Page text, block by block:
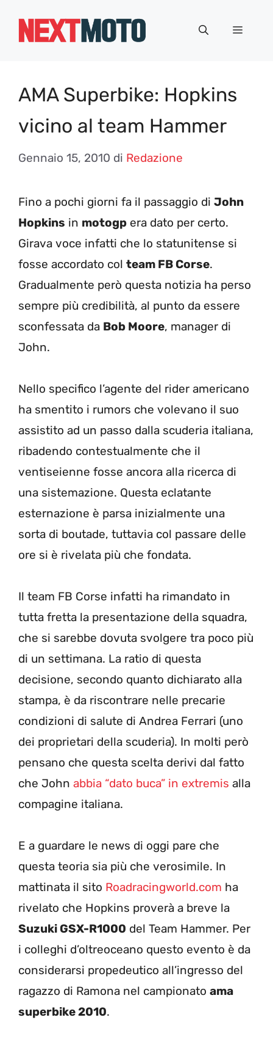
Menu
AMA Superbike: Hopkins
vicino al team Hammer
Gennaio 15, 2010 di Redazione
Fino a pochi giorni fa il passaggio di John
Hopkins in motogp era dato per certo.
Girava voce infatti che lo statunitense si
fosse accordato col team FB Corse.
Gradualmente però questa notizia ha perso
sempre più credibilità, al punto da essere
sconfessata da Bob Moore, manager di
John.
Nello specifico l’agente del rider americano
ha smentito i rumors che volevano il suo
assistito ad un passo dalla scuderia italiana,
ribadendo contestualmente che il
ventiseienne fosse ancora alla ricerca di
una sistemazione. Questa eclatante
esternazione è parsa inizialmente una
sorta di boutade, tuttavia col passare delle
ore si è rivelata più che fondata.
Il team FB Corse infatti ha rimandato in
tutta fretta la presentazione della squadra,
che si sarebbe dovuta svolgere tra poco più
di un settimana. La ratio di questa
decisione, secondo quanto dichiarato alla
stampa, è da riscontrare nelle precarie
condizioni di salute di Andrea Ferrari (uno
dei proprietari della scuderia). In molti però
pensano che questa scelta derivi dal fatto
che John abbia “dato buca” in extremis alla
compagine italiana.
E a guardare le news di oggi pare che
questa teoria sia più che verosimile. In
mattinata il sito Roadracingworld.com ha
rivelato che Hopkins proverà a breve la
Suzuki GSX-R1000 del Team Hammer. Per
i colleghi d’oltreoceano questo evento è da
considerarsi propedeutico all’ingresso del
ragazzo di Ramona nel campionato ama
superbike 2010.